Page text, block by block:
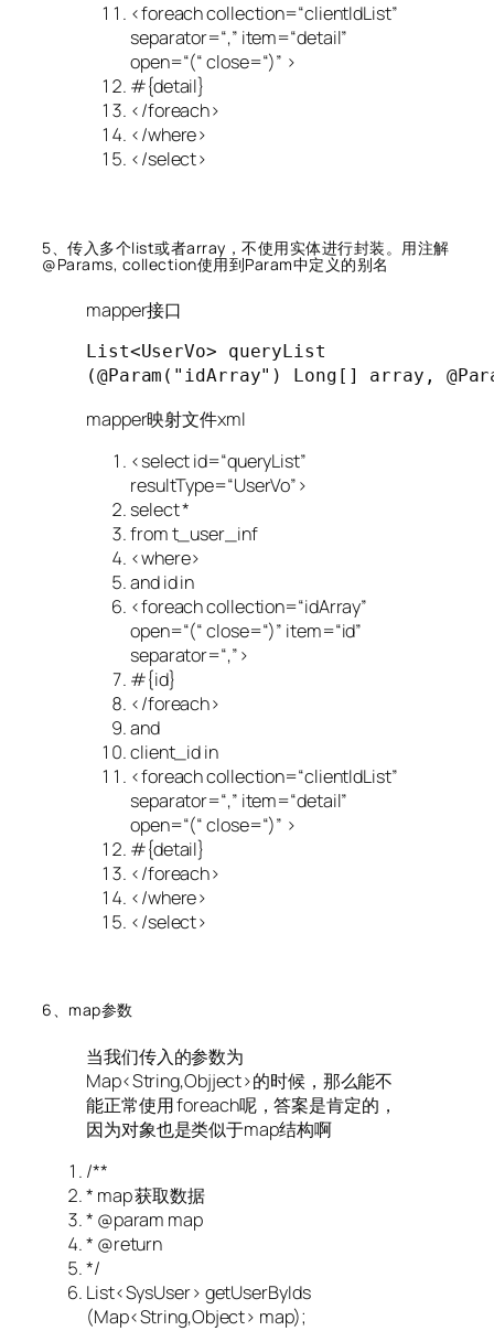
<foreach collection=“clientIdList”
separator=“,” item=“detail”
open=“(“close=“)” >
#{detail}
</foreach>
</where>
</select>
5、传入多个list或者array，不使用实体进行封装。用注解
@Params, collection使用到Param中定义的别名
mapper接口
List<UserVo> queryList
(@Param("idArray") Long[] array,
mapper映射文件xml
<select id=“queryList”
resultType=“UserVo”>
select *
from t_user_inf
<where>
and id in
<foreach collection=“idArray”
open=“(“close=“)” item=“id”
separator=“,”>
#{id}
</foreach>
and
client_id in
<foreach collection=“clientIdList”
separator=“,” item=“detail”
open=“(“close=“)” >
#{detail}
</foreach>
</where>
</select>
6、map参数
当我们传入的参数为
Map<String,Objject>的时候，那么能不
能正常使用 foreach呢，答案是肯定的，
因为对象也是类似于map结构啊
/**
* map 获取数据
* @param map
* @return
*/
List<SysUser> getUserByIds
(Map<String,Object> map);